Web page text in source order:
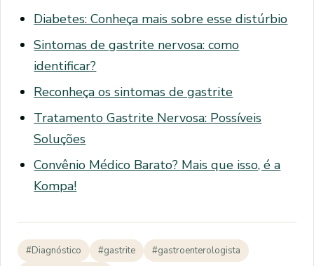
Diabetes: Conheça mais sobre esse distúrbio
Sintomas de gastrite nervosa: como
identificar?
Reconheça os sintomas de gastrite
Tratamento Gastrite Nervosa: Possíveis
Soluções
Convênio Médico Barato? Mais que isso, é a
Kompa!
#Diagnóstico #gastrite
#gastroenterologista